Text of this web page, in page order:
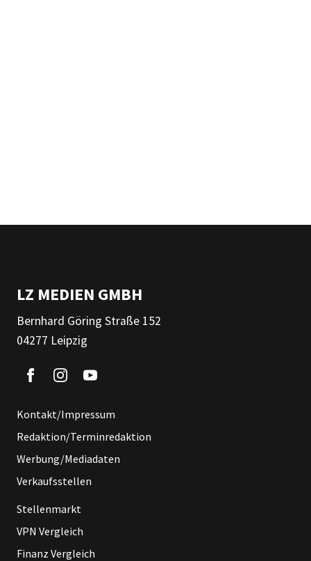
LZ MEDIEN GMBH
Bernhard Göring Straße 152
04277 Leipzig
Kontakt/Impressum
Redaktion/Terminredaktion
Werbung/Mediadaten
Verkaufsstellen
Stellenmarkt
VPN Vergleich
Finanz Vergleich